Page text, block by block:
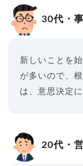
30代・
新しいことを
が多いので、
は、意思決定
20代・